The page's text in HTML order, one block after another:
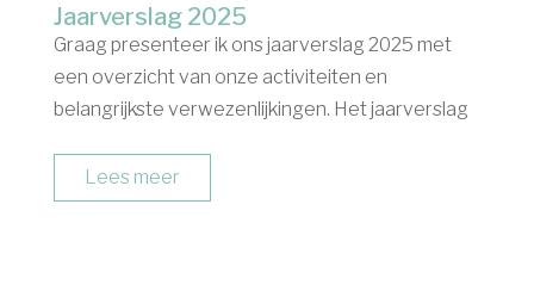
Jaarverslag 2025
Graag presenteer ik ons jaarverslag 2025 met
een overzicht van onze activiteiten en
belangrijkste verwezenlijkingen. Het jaarverslag
te klikken. Lees op je eigen tempo verder door
telkens aan de rechterkant van het...
Lees meer